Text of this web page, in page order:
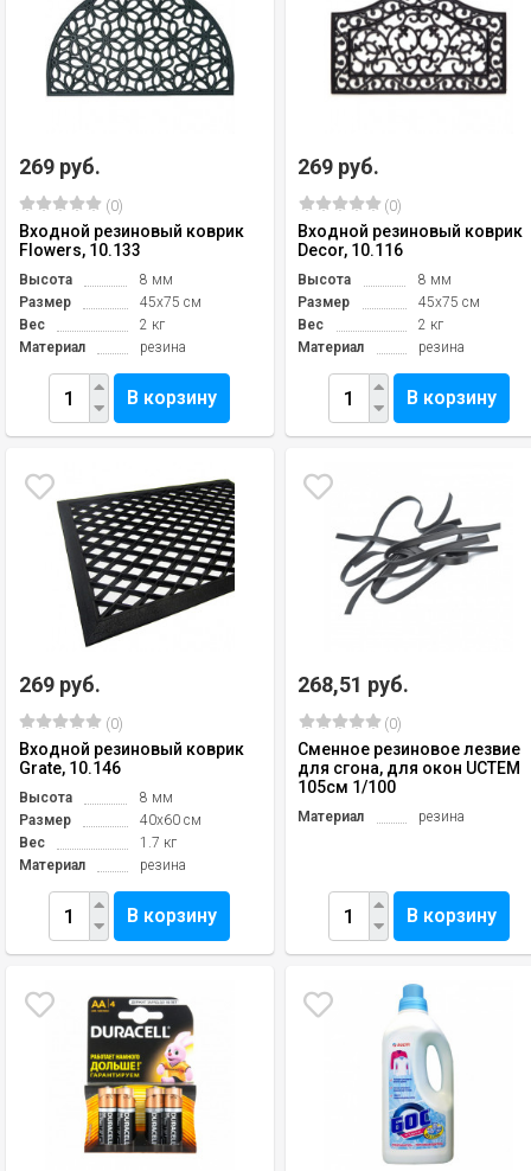
269 руб.
(0)
Входной резиновый коврик
Flowers, 10.133
Высота
8 мм
Размер
45х75 см
Вес
2 кг
Материал
резина
В корзину
269 руб.
(0)
Входной резиновый коврик
Decor, 10.116
Высота
8 мм
Размер
45х75 см
Вес
2 кг
Материал
резина
В корзину
269 руб.
(0)
Входной резиновый коврик
Grate, 10.146
Высота
8 мм
Размер
40х60 см
Вес
1.7 кг
Материал
резина
В корзину
268,51 руб.
(0)
Сменное резиновое лезвие
для сгона, для окон UCTEM
105см 1/100
Материал резина
В корзину